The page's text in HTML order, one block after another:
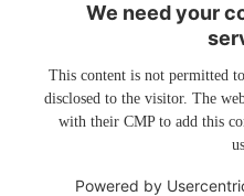
We need your
This content is not permitted
disclosed to the visitor. The
with their CMP to add this
Powered by